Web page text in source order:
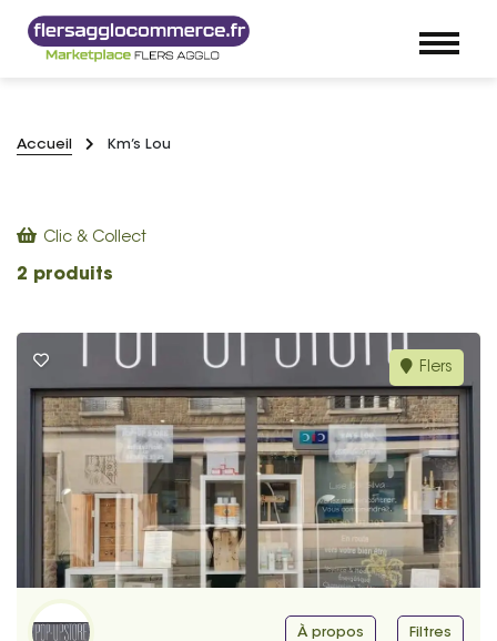
Accueil Km’s Lou
Clic & Collect
2 produits
Flers
À propos Filtres